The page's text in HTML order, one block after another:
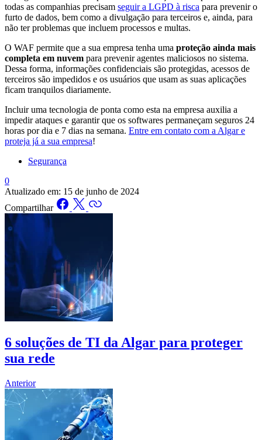
todas as companhias precisam seguir a LGPD à risca para prevenir o
furto de dados, bem como a divulgação para terceiros e, ainda, para
não ter problemas que incluem processos e multas.
O WAF permite que a sua empresa tenha uma proteção ainda mais
completa em nuvem para prevenir agentes maliciosos no sistema.
Dessa forma, informações confidenciais são protegidas, acessos de
terceiros são impedidos e os usuários que usam as suas aplicações
ficam tranquilos diariamente.
Incluir uma tecnologia de ponta como esta na empresa auxilia a
impedir ataques e garantir que os softwares permaneçam seguros 24
horas por dia e 7 dias na semana. Entre em contato com a Algar e
proteja já a sua empresa!
Segurança
0
Atualizado em: 15 de junho de 2024
Compartilhar
6 soluções de TI da Algar para proteger
sua rede
Anterior